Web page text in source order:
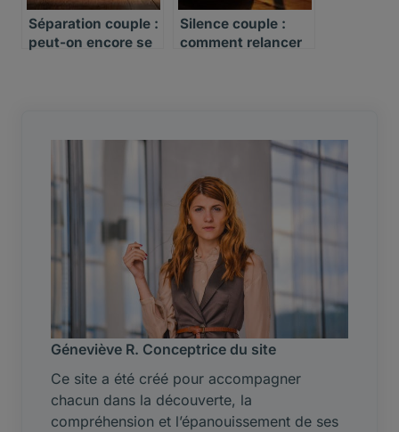
Séparation couple :
peut-on encore se
Silence couple :
comment relancer
Géneviève R. Conceptrice du site
Ce site a été créé pour accompagner
chacun dans la découverte, la
compréhension et l’épanouissement de ses